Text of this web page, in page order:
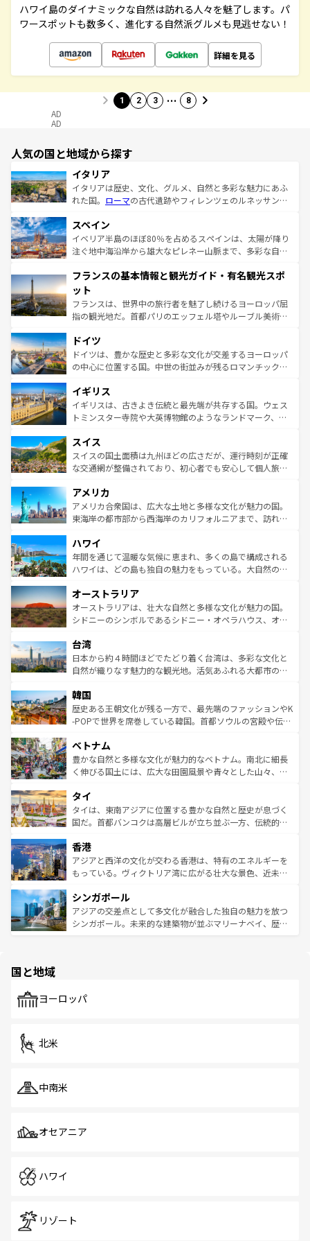
ハワイ島のダイナミックな自然は訪れる人々を魅了します。パ
ワースポットも数多く、進化する自然派グルメも見逃せない！
詳細を見る
1 2 3 … 8
AD
AD
人気の国と地域から探す
イタリア
イタリアは歴史、文化、グルメ、自然と多彩な魅力にあふ
れた国。 ローマの古代遺跡やフィレンツェのルネッサンス
ろん、トスカーナの美しい田園風景やアマルフィ海岸の絶
景など、自然景観も見逃せない。観光の合間には、本場の
ピザやパスタなど、絶品のイタリア料理を堪能することも
ませてくれるイタリアで、忘れられない旅をしてみよう！
なお、新着のイタリア情報は
しい。
スペイン
イベリア半島のほぼ80％を占めるスペインは、太陽が降り
注ぐ地中海沿岸から雄大なピレネー山脈まで、多彩な自然
文化が根付くこの国では、情熱的なフラメンコ、熱気あふ
れる闘牛、そして美味しいタパスが生活の一部となってい
る。首都マドリードの洗練された雰囲気や、バルセロナの
アートに溢れた街角から、地方では古代ローマ遺跡や中世
せる。地方によって風土や気候が異なるスペインはその個
性で訪れる人を魅了する。 なお、新着のスペイン情報は コ
ンテンツ一覧を参照してほしい。
フランスの基本情報と観光ガイド・有名観光スポ
ット
フランスは、世界中の旅行者を魅了し続けるヨーロッパ屈
指の観光地だ。首都パリのエッフェル塔やルーブル美術館
で、幅広い魅力が詰まっている。華麗な宮殿、歴史的な大
聖堂、美しいビーチ、そして豊かな自然が、訪れる者を心
から魅了する。また、フランスは美食の国としても知ら
いる。シャンパンの発祥地であるランス、プロヴァンスの
香り高いラベンダー畑など、多彩な楽しみ方が可能だ。さ
らに、パリ以外の地域にも魅力が溢れており、どの街角に
れる地方に足を運ぶとそれぞれで全く異なる文化を体験で
きるだろう。 なお、新着のフランス情報はコンテンツ一覧
を参照してほしい。
ドイツ
ドイツは、豊かな歴史と多彩な文化が交差するヨーロッパ
の中心に位置する国。中世の街並みが残るロマンチック街
顔を持つこの国は、どこを歩いても飽きることがない。ベ
ルリンの文化的活気、バイエルン州のアルプスの絶景、そ
してライン川沿いのワイン畑といった風景は必見。ビール
は、お酒好きな人にはぜひ体験してほしい。 なお、新着の
ドイツ情報はコンテンツ一覧を参照してほしい。
イギリス
イギリスは、古きよき伝統と最先端が共存する国。ウェス
トミンスター寺院や大英博物館のようなランドマーク、歴
リアごとに異なる魅力がある。また、優雅なアフタヌーン
ティー、ビール好きにはたまらない英国パブ、サッカー観
戦など、本場だからこそできる体験も豊富。イギリスを旅
ンツ一覧を参照してほしい。
スイス
スイスの国土面積は九州ほどの広さだが、運行時刻が正確
な交通網が整備されており、初心者でも安心して個人旅行
の建物がそのまま残る町や、スイスならではのユニークな
博物館もあり、アルプス観光だけでなく町歩きも満喫する
ことができる。国民の所得が高いため物価も高いが、旅行
ば市内交通費無料で観光を楽しむこともできる。 なお、新
着のスイス情報はコンテンツ一覧 を参照してほしい。
アメリカ
アメリカ合衆国は、広大な土地と多様な文化が魅力の国。
東海岸の都市部から西海岸のカリフォルニアまで、訪れる
のような巨大都市は、観光、ショッピング、エンターテイ
ンメントが詰まった刺激的なスポットだ。一方、アメリカ
西部には大自然が広がり、グランドキャニオンやイエロー
部のニューオーリンズでは、音楽と美食が融合した独特の
文化が魅力。旅行者はアメリカの各地域で異なる魅力を楽
しみながら、その多様性と豊かな歴史を感じることができ
ならではの贅沢な旅のスタイルだ。 なお、新着のアメリカ
情報はコンテンツ一覧を参照してほしい。
ハワイ
年間を通じて温暖な気候に恵まれ、多くの島で構成される
ハワイは、どの島も独自の魅力をもっている。大自然の神
ワイ島は見逃せない。また、定番の観光地といえばオアフ
島だが、静かな自然を求めるならマウイ島やカウアイ島が
おすすめ。エメラルドグリーンに輝く海をはじめ、豊かな
れるおもてなしの心で訪れる人々を迎えてくれるハワイの
人々、おいしいローカルフードやハワイアンミュージッ
ク、伝統的なフラダンスなど、すべてがハワイの魅力を彩
ワイを、存分に味わってほしい。 なお、新着のハワイ情報
はコンテンツ一覧を参照してほしい。
オーストラリア
オーストラリアは、壮大な自然と多様な文化が魅力の国。
シドニーのシンボルであるシドニー・オペラハウス、オー
リアリーフや大陸中央部にそびえるウルル（エアーズロッ
ク）、タスマニアの美しい原生林やケアンズの熱帯雨林な
ど、見どころがたくさん。また、カフェやワイン、オージ
いる。アクティビティも充実しており、サーフィンやダイ
ビング、ハイキングなど、アウトドア好きにはたまらな
い。オーストラリアの多彩な魅力を存分に味わいつくそ
参照してほしい。
台湾
日本から約４時間ほどでたどり着く台湾は、多彩な文化と
自然が織りなす魅力的な観光地。活気あふれる大都市の台
ン）、静ひつな山岳地帯である台湾東部など、都市の喧騒
と山間の静けさが共存しており、訪れる人に新しい発見と
驚きをもたらしてくれる。また、奥深い台湾の食文化も魅
容にもいいと評判のスイーツなど、バラエティ豊かな料理
が味わえる。 なお、新着の台湾情報は コンテンツ一覧を参
照してほしい。
韓国
歴史ある王朝文化が残る一方で、最先端のファッションやK
-POPで世界を席巻している韓国。首都ソウルの宮殿や伝統
き、地方に足を延ばせば四季折々の自然美を楽しむことが
できる。そして、キムチや焼肉、絶品のストリートフード
まで、さまざまな韓国料理が待っている。夜には、韓国な
リティに包まれながら、韓国の多彩な魅力を心ゆくまで味
わってみてほしい。 なお、新着の韓国情報はコンテンツ一
覧を参照してほしい。
ベトナム
豊かな自然と多様な文化が魅力的なベトナム。南北に細長
く伸びる国土には、広大な田園風景や青々とした山々、世
急速な発展と共に伝統が息づく。ハノイの古い町並みやホ
ーチミン市のフランス統治時代の建物も、独特の雰囲気を
醸し出している。また、バラエティの豊かさとおいしさで
とつ。フォーやバインミー、ベトナムコーヒーなどは、ぜ
ひ現地で味わいたい。どの地域を訪れてもあたたかい人々
が旅行者を迎えてくれるので、きっと忘れられない旅にな
参照してほしい。
タイ
タイは、東南アジアに位置する豊かな自然と歴史が息づく
国だ。首都バンコクは高層ビルが立ち並ぶ一方、伝統的な
の活気が交差している。北部ではチェンマイなどの山岳地
帯で自然と触れ合い、南部ではプーケットやクラビの美し
いビーチでリゾート気分を楽しむことができる。タイ料理
激する。気候は一年中温暖で、どの季節にも異なる楽しみ
が待っている。親しみやすいタイの人々、仏教を中心とし
た文化、そして多様な観光資源が、訪れる旅人を魅了し続
香港
アジアと西洋の文化が交わる香港は、特有のエネルギーを
もっている。ヴィクトリア湾に広がる壮大な景色、近未来
み、どこを訪れても感動するはず。観光スポットが密集し
ており、効率よく見どころを回れるのも魅力。息をのむよ
うな絶景から文化的な体験まで、香港を存分に楽しみ尽く
シンガポール
アジアの交差点として多文化が融合した独自の魅力を放つ
シンガポール。未来的な建築物が並ぶマリーナベイ、歴史
で、ホーカーズは地元の風情を楽しめる外せないスポット
国と地域
ヨーロッパ
北米
中南米
オセアニア
ハワイ
リゾート